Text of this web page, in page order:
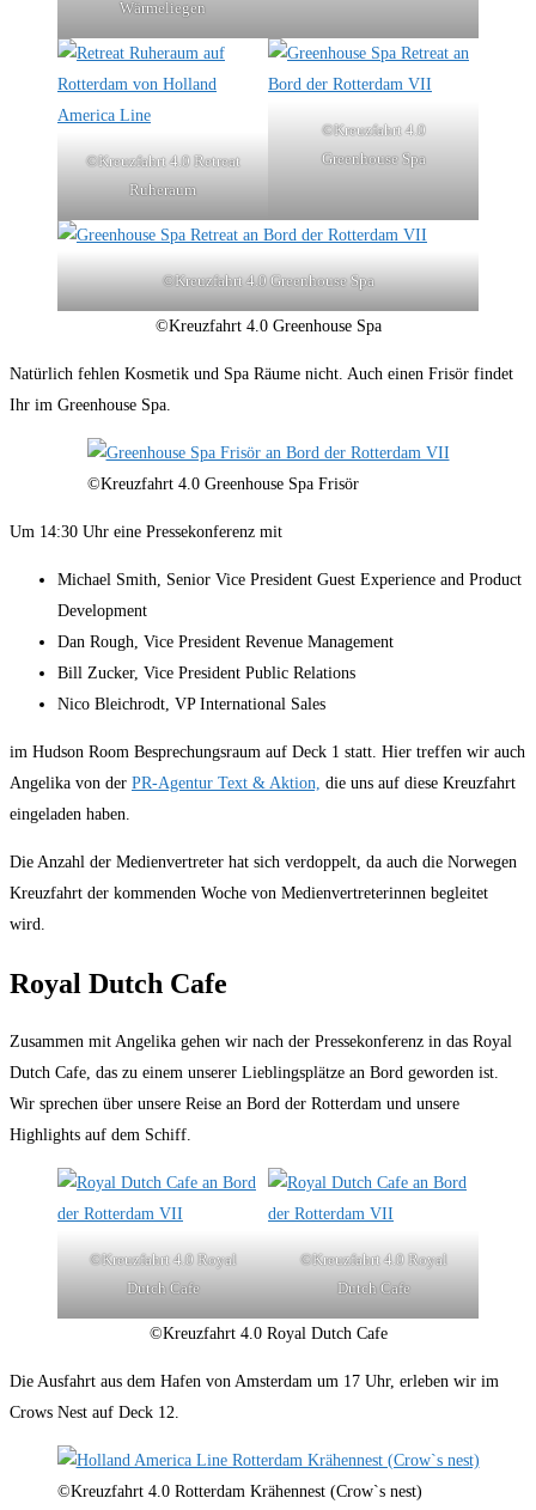
Wärmeliegen
©Kreuzfahrt 4.0 Retreat
Ruheraum
©Kreuzfahrt 4.0
Greenhouse Spa
©Kreuzfahrt 4.0 Greenhouse Spa
©Kreuzfahrt 4.0 Greenhouse Spa
Natürlich fehlen Kosmetik und Spa Räume nicht. Auch einen Frisör findet
Ihr im Greenhouse Spa.
©Kreuzfahrt 4.0 Greenhouse Spa Frisör
Um 14:30 Uhr eine Pressekonferenz mit
Michael Smith, Senior Vice President Guest Experience and Product
Development
Dan Rough, Vice President Revenue Management
Bill Zucker, Vice President Public Relations
Nico Bleichrodt, VP International Sales
im Hudson Room Besprechungsraum auf Deck 1 statt. Hier treffen wir auch
Angelika von der PR-Agentur Text & Aktion, die uns auf diese Kreuzfahrt
eingeladen haben.
Die Anzahl der Medienvertreter hat sich verdoppelt, da auch die Norwegen
Kreuzfahrt der kommenden Woche von Medienvertreterinnen begleitet
wird.
Royal Dutch Cafe
Zusammen mit Angelika gehen wir nach der Pressekonferenz in das Royal
Dutch Cafe, das zu einem unserer Lieblingsplätze an Bord geworden ist.
Wir sprechen über unsere Reise an Bord der Rotterdam und unsere
Highlights auf dem Schiff.
©Kreuzfahrt 4.0 Royal
Dutch Cafe
©Kreuzfahrt 4.0 Royal
Dutch Cafe
©Kreuzfahrt 4.0 Royal Dutch Cafe
Die Ausfahrt aus dem Hafen von Amsterdam um 17 Uhr, erleben wir im
Crows Nest auf Deck 12.
©Kreuzfahrt 4.0 Rotterdam Krähennest (Crow`s nest)